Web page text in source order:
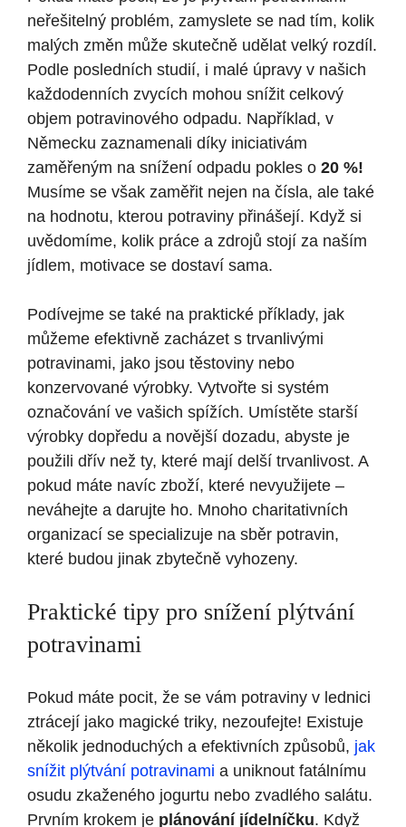
neřešitelný ​problém, ​zamyslete se ​nad tím, kolik
malých změn může​ skutečně udělat⁤ velký rozdíl.
Podle​ posledních studií, i malé úpravy v našich
každodenních zvycích ⁢mohou​ snížit celkový⁣
objem potravinového ⁤odpadu. Například, v
Německu zaznamenali díky‍ iniciativám
‌zaměřeným na snížení odpadu pokles o⁤ 20 %!
Musíme se však⁣ zaměřit nejen na čísla, ale také
na hodnotu, kterou ⁢potraviny přinášejí. Když⁢ si ​
uvědomíme, kolik‍ práce a zdrojů⁣ stojí za⁢ naším
jídlem, motivace‌ se dostaví sama.
Podívejme se také ⁣na ‍praktické příklady, jak
můžeme efektivně zacházet ⁢s ⁣trvanlivými
potravinami, jako jsou těstoviny nebo
‌konzervované ​výrobky.⁣ Vytvořte si systém⁢
označování ve vašich spížích. Umístěte starší
výrobky dopředu⁤ a novější dozadu, abyste​ je ​
použili dřív než ty, ​které mají delší trvanlivost. A⁤
pokud máte navíc zboží,⁣ které nevyužijete –
neváhejte‍ a ‍darujte⁤ ho.⁣ Mnoho charitativních
organizací se specializuje ⁢na sběr potravin,
které budou jinak​ zbytečně vyhozeny.
Praktické ⁤tipy pro ‍snížení plýtvání
potravinami
Pokud ⁢máte pocit, že se vám potraviny v lednici
⁣ztrácejí ‍jako magické⁤ triky,⁢ nezoufejte! Existuje
⁢několik jednoduchých ‌a efektivních‌ způsobů, jak
snížit plýtvání potravinami a uniknout⁤ fatálnímu⁤
osudu zkaženého jogurtu ‌nebo zvadlého salátu.
Prvním krokem‌ je plánování⁢ jídelníčku. Když ​